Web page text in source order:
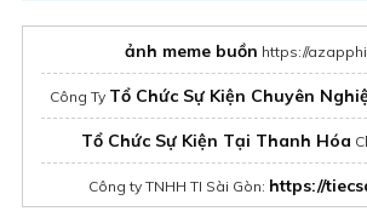
ảnh meme buồn https://
Công Ty Tổ Chức Sự Kiện Chuyên
Tổ Chức Sự Kiện Tại Thanh Hóa
Công ty TNHH TI Sài Gòn: https://